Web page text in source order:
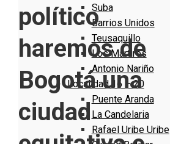
Suba
Barrios Unidos
Teusaquillo
Los Mártires
Antonio Nariño
Localidad 16 – 20
Puente Aranda
La Candelaria
Rafael Uribe Uribe
político
haremos de
Bogotá una
ciudad